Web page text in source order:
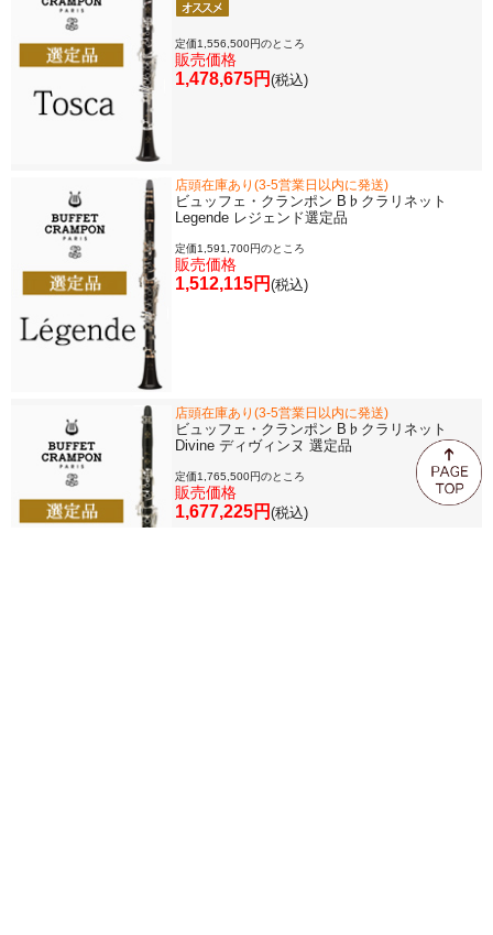
定価1,556,500円のところ
販売価格
1,478,675円 (税込)
店頭在庫あり(3-5営業日以内に発送)
ビュッフェ・クランポン B♭クラリネット
Legende レジェンド選定品
定価1,591,700円のところ
販売価格
1,512,115円 (税込)
店頭在庫あり(3-5営業日以内に発送)
ビュッフェ・クランポン B♭クラリネット
Divine ディヴィンヌ 選定品
定価1,765,500円のところ
販売価格
1,677,225円 (税込)